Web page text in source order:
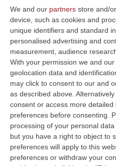
We and our partners store and/
device, such as cookies and
unique identifiers and standard
personalised advertising and
measurement, audience
With your permission we and
geolocation data and
may click to consent to our and
as described above.
consent or access more
preferences before consenting.
processing of your personal
but you have a right to object to
preferences will apply to this
preferences or withdraw your
La ‘nduja nella borsa
inaspettato per
il concerto – VIDEO
Il divertente episodio è
Jonica. Un dono da
cantante ha
Pubblicato il: 26/08/24 –